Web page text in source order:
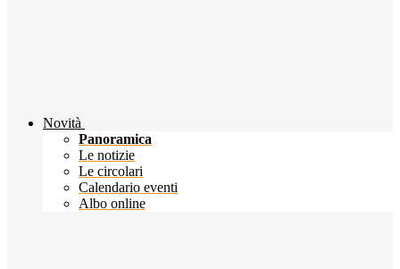
Novità
Panoramica
Le notizie
Le circolari
Calendario eventi
Albo online